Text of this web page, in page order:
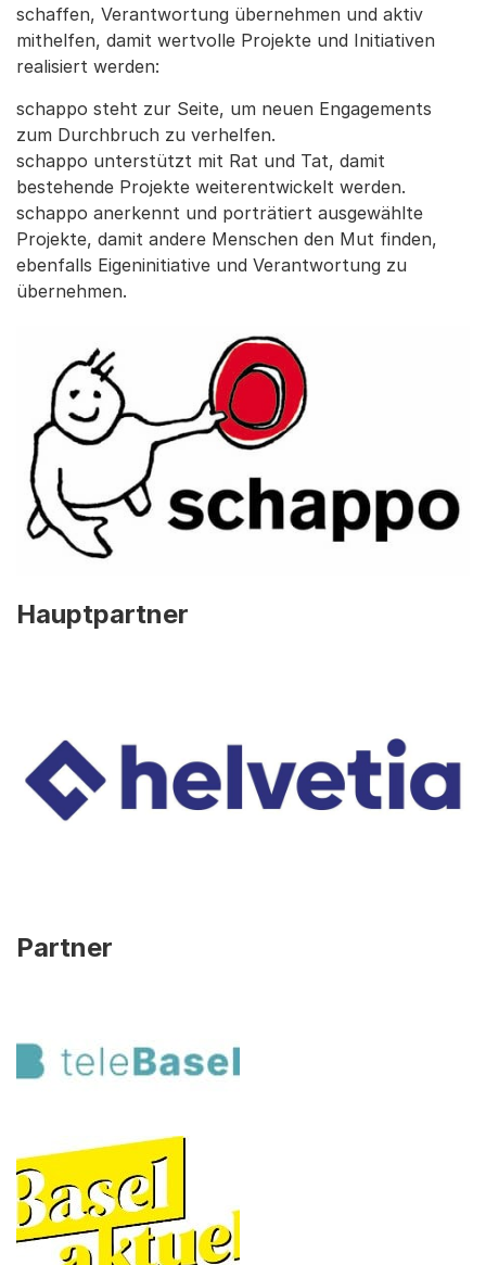
schaffen, Verantwortung übernehmen und aktiv
mithelfen, damit wertvolle Projekte und Initiativen
realisiert werden:
schappo steht zur Seite, um neuen Engagements
zum Durchbruch zu verhelfen.
schappo unterstützt mit Rat und Tat, damit
bestehende Projekte weiterentwickelt werden.
schappo anerkennt und porträtiert ausgewählte
Projekte, damit andere Menschen den Mut finden,
ebenfalls Eigeninitiative und Verantwortung zu
übernehmen.
Hauptpartner
Partner